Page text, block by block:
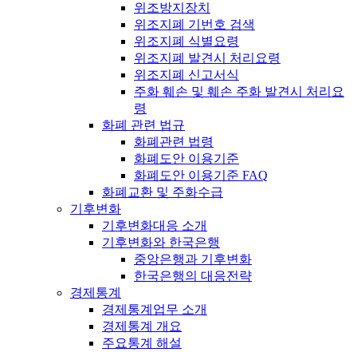
위조방지장치
위조지폐 기번호 검색
위조지폐 식별요령
위조지폐 발견시 처리요령
위조지폐 신고서식
주화 훼손 및 훼손 주화 발견시 처리요
령
화폐 관련 법규
화폐관련 법령
화폐도안 이용기준
화폐도안 이용기준 FAQ
화폐교환 및 주화수급
기후변화
기후변화대응 소개
기후변화와 한국은행
중앙은행과 기후변화
한국은행의 대응전략
경제통계
경제통계업무 소개
경제통계 개요
주요통계 해설